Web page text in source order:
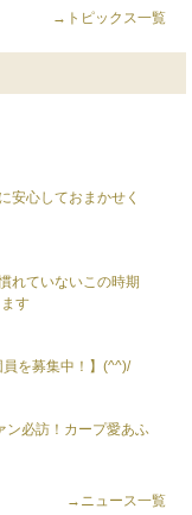
→トピックス一覧
安心しておまかせく
れていないこの時期
す
員を募集中！】(^^)/
ン必訪！カープ愛あふ
→ニュース一覧